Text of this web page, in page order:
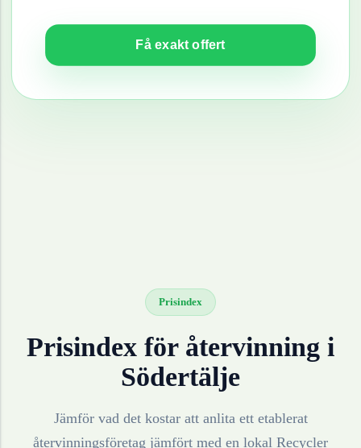
Få exakt offert
Prisindex
Prisindex för återvinning i
Södertälje
Jämför vad det kostar att anlita ett etablerat
återvinningsföretag jämfört med en lokal Recycler